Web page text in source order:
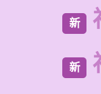
新
新